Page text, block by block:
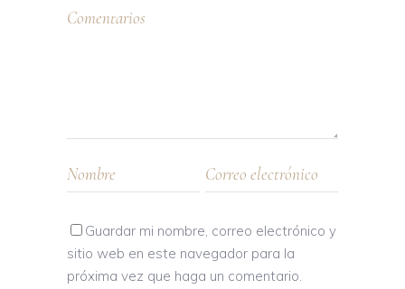
Guardar mi nombre, correo electrónico y
sitio web en este navegador para la
próxima vez que haga un comentario.